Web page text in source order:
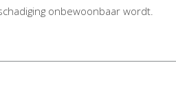
onbewoonbaar wordt.